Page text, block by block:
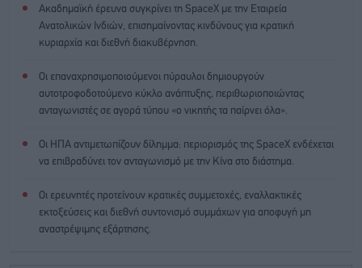
Ακαδημαϊκή έρευνα συγκρίνει τη SpaceX με την Εταιρεία
Ανατολικών Ινδιών, επισημαίνοντας κινδύνους για κρατική
κυριαρχία και διεθνή διακυβέρνηση.
Οι επαναχρησιμοποιούμενοι πύραυλοι δημιουργούν
αυτοτροφοδοτούμενο κύκλο ανάπτυξης, περιθωριοποιώντας
ανταγωνιστές σε αγορά τύπου «ο νικητής τα παίρνει όλα».
Οι ΗΠΑ αντιμετωπίζουν δίλημμα: περιορισμός της SpaceX ενδέχεται
να επιβραδύνει τον ανταγωνισμό με την Κίνα στο διάστημα.
Οι ερευνητές προτείνουν κρατικές συμμετοχές, εναλλακτικές
εκτοξεύσεις και διεθνή συντονισμό συμμάχων για αποφυγή μη
αναστρέψιμης εξάρτησης.